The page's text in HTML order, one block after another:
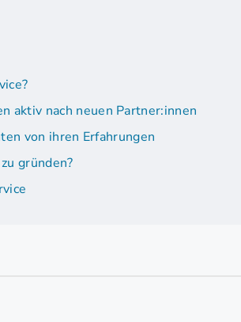
aktiv nach neuen Partner:innen
von ihren Erfahrungen
gründen?